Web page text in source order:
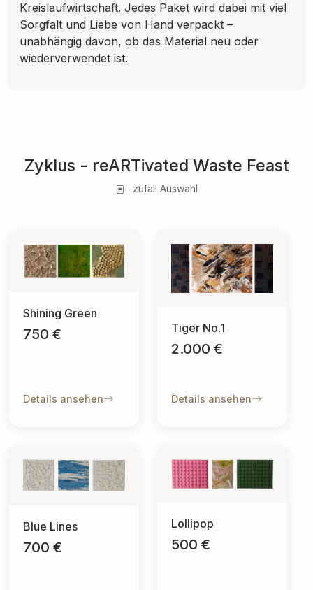
Kreislaufwirtschaft. Jedes Paket wird dabei mit viel
Sorgfalt und Liebe von Hand verpackt –
unabhängig davon, ob das Material neu oder
wiederverwendet ist.
Zyklus - reARTivated Waste Feast
zufall Auswahl
Shining Green
750 €
Details ansehen
Tiger No.1
2.000 €
Details ansehen
Blue Lines
700 €
Lollipop
500 €